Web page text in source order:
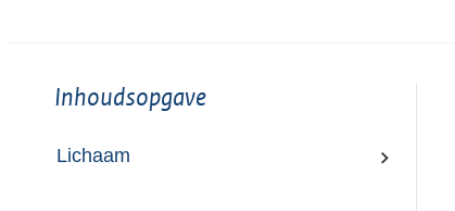
Toon
van:
Inhoudsopgave
Lichaam